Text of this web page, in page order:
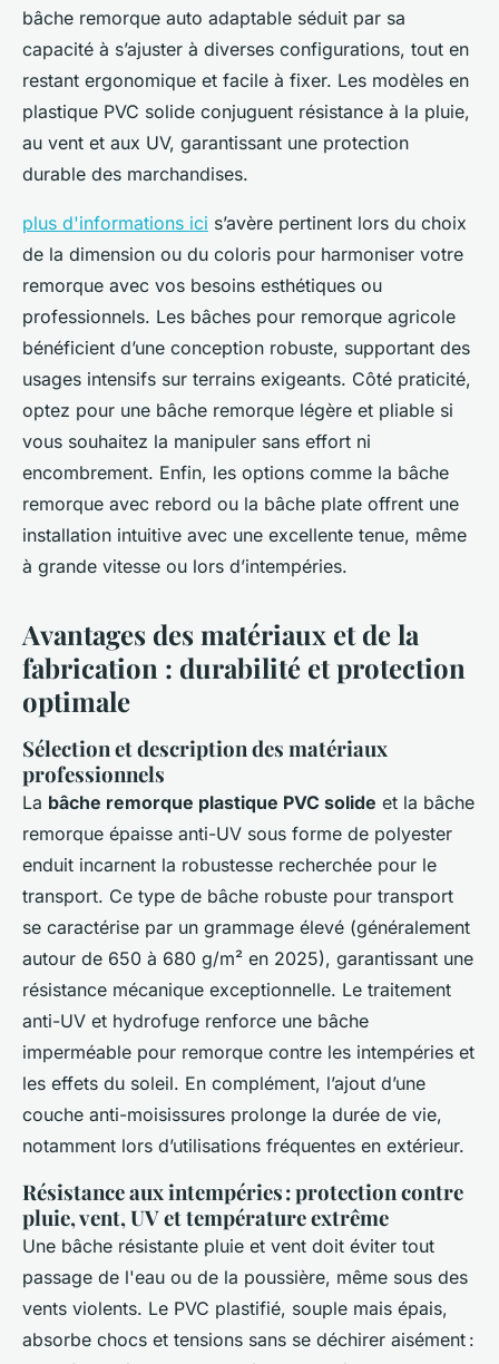
bâche remorque auto adaptable séduit par sa
capacité à s’ajuster à diverses configurations, tout en
restant ergonomique et facile à fixer. Les modèles en
plastique PVC solide conjuguent résistance à la pluie,
au vent et aux UV, garantissant une protection
durable des marchandises.
plus d'informations ici s’avère pertinent lors du choix
de la dimension ou du coloris pour harmoniser votre
remorque avec vos besoins esthétiques ou
professionnels. Les bâches pour remorque agricole
bénéficient d’une conception robuste, supportant des
usages intensifs sur terrains exigeants. Côté praticité,
optez pour une bâche remorque légère et pliable si
vous souhaitez la manipuler sans effort ni
encombrement. Enfin, les options comme la bâche
remorque avec rebord ou la bâche plate offrent une
installation intuitive avec une excellente tenue, même
à grande vitesse ou lors d’intempéries.
Avantages des matériaux et de la
fabrication : durabilité et protection
optimale
Sélection et description des matériaux
professionnels
La bâche remorque plastique PVC solide et la bâche
remorque épaisse anti-UV sous forme de polyester
enduit incarnent la robustesse recherchée pour le
transport. Ce type de bâche robuste pour transport
se caractérise par un grammage élevé (généralement
autour de 650 à 680 g/m² en 2025), garantissant une
résistance mécanique exceptionnelle. Le traitement
anti-UV et hydrofuge renforce une bâche
imperméable pour remorque contre les intempéries et
les effets du soleil. En complément, l’ajout d’une
couche anti-moisissures prolonge la durée de vie,
notamment lors d’utilisations fréquentes en extérieur.
Résistance aux intempéries : protection contre
pluie, vent, UV et température extrême
Une bâche résistante pluie et vent doit éviter tout
passage de l'eau ou de la poussière, même sous des
vents violents. Le PVC plastifié, souple mais épais,
absorbe chocs et tensions sans se déchirer aisément :